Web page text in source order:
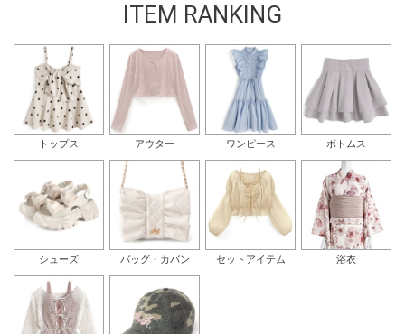
ITEM RANKING
トップス アウター ワンピース ボトムス
シューズ バッグ・カバン セットアイテム 浴衣